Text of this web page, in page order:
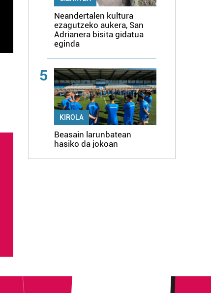
Neandertalen kultura
ezagutzeko aukera, San
Adrianera bisita gidatua
eginda
5
KIROLA
Beasain larunbatean
hasiko da jokoan